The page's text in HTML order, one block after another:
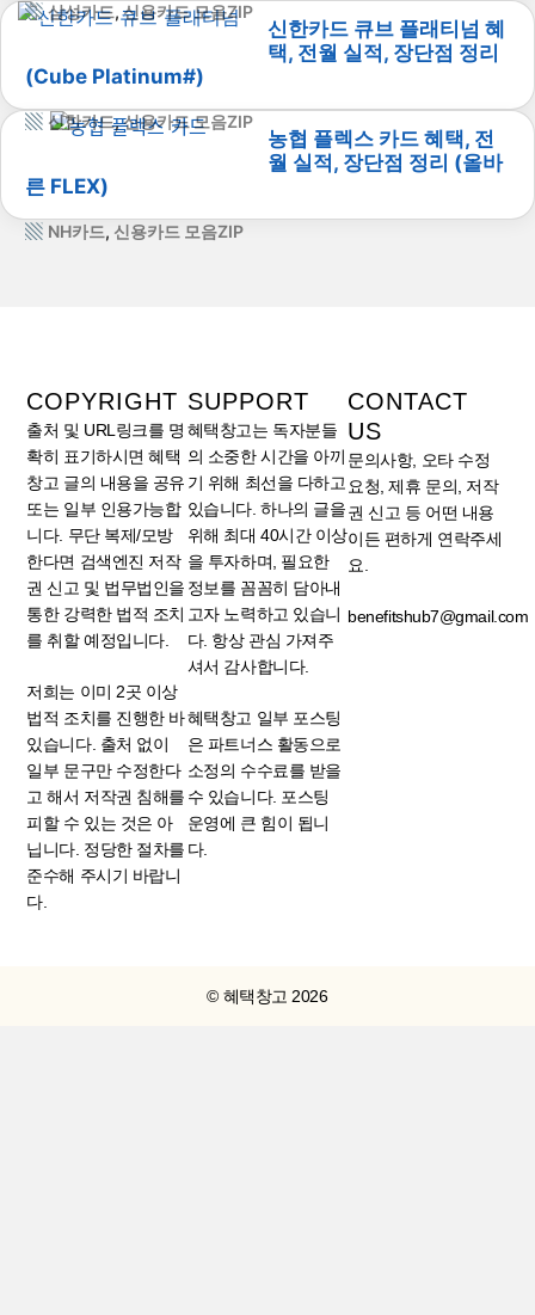
삼성카드,신용카드 모음ZIP
신한카드 큐브 플래티넘 혜
택, 전월 실적, 장단점 정리
(Cube Platinum#)
신한카드,신용카드 모음ZIP
농협 플렉스 카드 혜택, 전
월 실적, 장단점 정리 (올바
른 FLEX)
NH카드, 신용카드 모음ZIP
COPYRIGHT
출처 및 URL링크를 명
확히 표기하시면 혜택
창고 글의 내용을 공유
또는 일부 인용가능합
니다. 무단 복제/모방
한다면 검색엔진 저작
권 신고 및 법무법인을
통한 강력한 법적 조치
를 취할 예정입니다.
저희는 이미 2곳 이상
법적 조치를 진행한 바
있습니다. 출처 없이
일부 문구만 수정한다
고 해서 저작권 침해를
피할 수 있는 것은 아
닙니다. 정당한 절차를
준수해 주시기 바랍니
다.
SUPPORT
혜택창고는 독자분들
의 소중한 시간을 아끼
기 위해 최선을 다하고
있습니다. 하나의 글을
위해 최대 40시간 이상
을 투자하며, 필요한
정보를 꼼꼼히 담아내
고자 노력하고 있습니
다. 항상 관심 가져주
셔서 감사합니다.
혜택창고 일부 포스팅
은 파트너스 활동으로
소정의 수수료를 받을
수 있습니다. 포스팅
운영에 큰 힘이 됩니
다.
CONTACT
US
문의사항, 오타 수정
요청, 제휴 문의, 저작
권 신고 등 어떤 내용
이든 편하게 연락주세
요.
benefitshub7@gmail.com
© 혜택창고 2026